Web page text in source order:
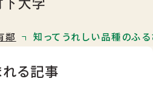
下大学
鄰 知ってうれしい品種のふ
れる記事